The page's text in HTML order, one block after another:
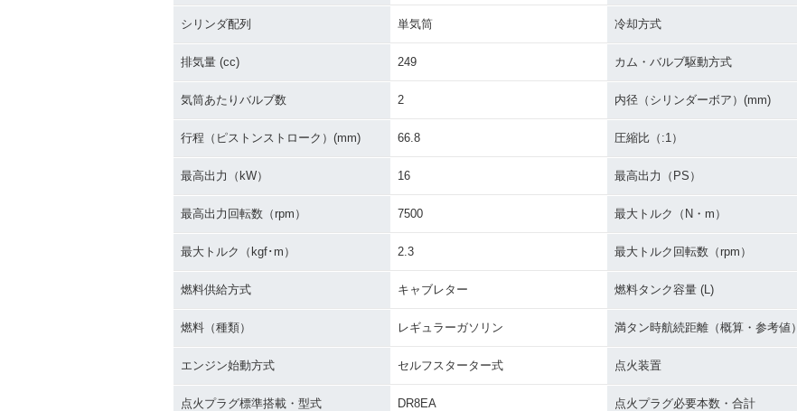
1995年 MAJESTY・新
登場
シリンダ配列 単気筒 冷却方式
排気量 (cc) 249 カム・バルブ駆動方式
気筒あたりバルブ数 2 内径（シリンダーボア）(mm)
行程（ピストンストローク）(mm) 66.8 圧縮比（:1）
最高出力（kW） 16 最高出力（PS）
最高出力回転数（rpm） 7500 最大トルク（N・m）
最大トルク（kgf･m） 2.3 最大トルク回転数（rpm）
燃料供給方式 キャブレター 燃料タンク容量 (L)
燃料（種類） レギュラーガソリン 満タン時航続距離（概算・参考値）
エンジン始動方式 セルフスターター式 点火装置
点火プラグ標準搭載・型式 DR8EA 点火プラグ必要本数・合計